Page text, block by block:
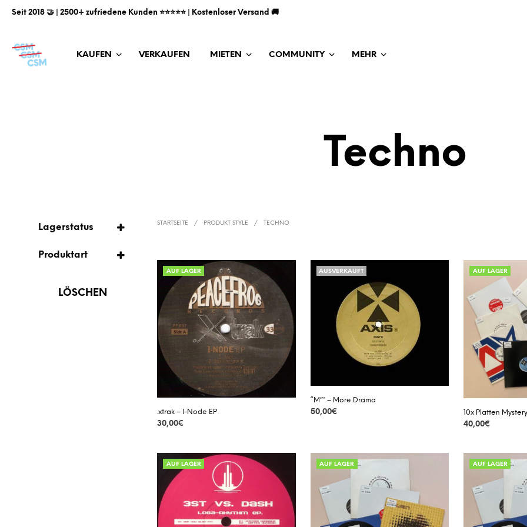
Seit 2018 🤝 | 2500+ zufriedene Kunden ⭐️⭐️⭐️⭐️⭐️ | Kostenloser Versand 🚚
KAUFEN VERKAUFEN MIETEN COMMUNITY MEHR
Techno
Lagerstatus
Produktart
LÖSCHEN
STARTSEITE / PRODUKT STYLE / TECHNO
AUF LAGER
.xtrak – I-Node EP
30,00€
AUSVERKAUFT
“M”* – More Drama
50,00€
AUF LAGER
10x Platten
40,00€
weist
auf.
Die
AUF LAGER AUF LAGER AUF LAGER